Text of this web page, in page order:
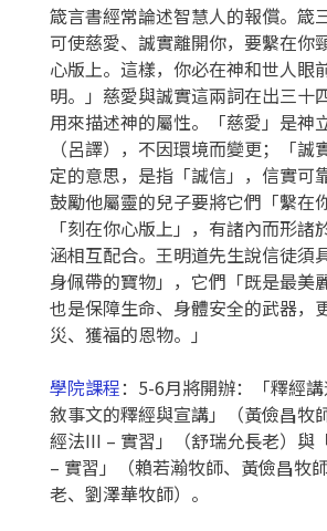
箴言書經常論述智慧人的報償。箴
可使慈愛、誠實離開你，要繫在你
心版上。這樣，你必在神和世人眼
明。」慈愛與誠實這兩詞在出三十
用來描述神的屬性。「慈愛」是神
（呂譯），不因環境而變更；「誠
定的意思，是指「誠信」，信實可
鼓勵他屬靈的兒子要將它們「繫在
「刻在你心版上」，有諸內而形諸
涵相互配合。王明道先生說信徒須
身佩帶的寶物」，它們「既是最美
也是保障生命、身體安全的武器，
災、獲福的恩物。」
學院課程：5-6月將開辦：「釋經
敘事文的釋經與宣講」（黃儉昌牧
經法III – 實習」（舒瑞允長老）與
– 實習」（賴若瀚牧師、黃儉昌牧
老、劉澤華牧師）。